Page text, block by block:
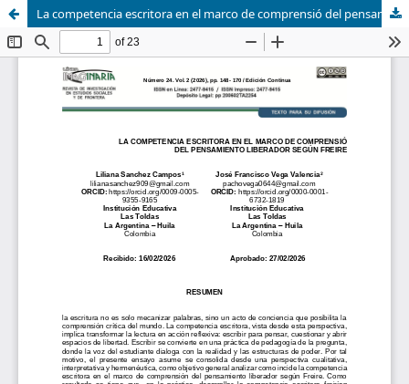
La competencia escritora en el marco de comprensió del pensamiento LIBERADOR según Freire